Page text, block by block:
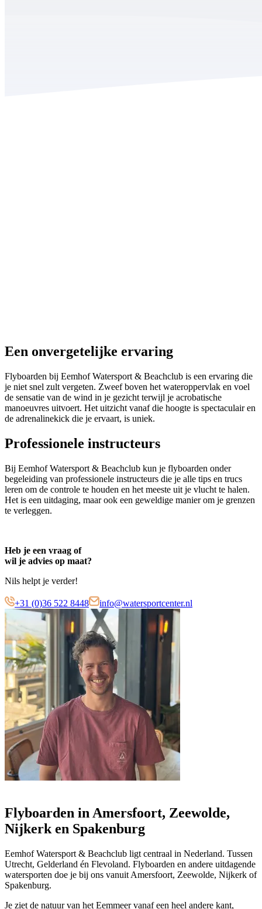
Een onvergetelijke ervaring
Flyboarden bij Eemhof Watersport & Beachclub is een ervaring die
je niet snel zult vergeten. Zweef boven het wateroppervlak en voel
de sensatie van de wind in je gezicht terwijl je acrobatische
manoeuvres uitvoert. Het uitzicht vanaf die hoogte is spectaculair en
de adrenalinekick die je ervaart, is uniek.
Professionele instructeurs
Bij Eemhof Watersport & Beachclub kun je flyboarden onder
begeleiding van professionele instructeurs die je alle tips en trucs
leren om de controle te houden en het meeste uit je vlucht te halen.
Het is een uitdaging, maar ook een geweldige manier om je grenzen
te verleggen.
Heb je een vraag of
wil je advies op maat?
Nils helpt je verder!
+31 (0)36 522 8448 info@watersportcenter.nl
Flyboarden in Amersfoort, Zeewolde,
Nijkerk en Spakenburg
Eemhof Watersport & Beachclub ligt centraal in Nederland. Tussen
Utrecht, Gelderland én Flevoland. Flyboarden en andere uitdagende
watersporten doe je bij ons vanuit Amersfoort, Zeewolde, Nijkerk of
Spakenburg.
Je ziet de natuur van het Eemmeer vanaf een heel andere kant,